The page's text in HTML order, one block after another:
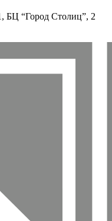
БЦ “Город Столиц”, 2